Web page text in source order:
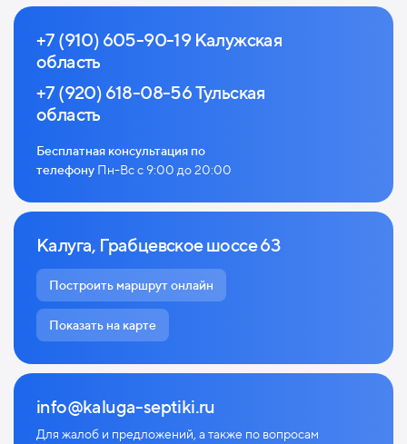
+7 (910) 605-90-19 Калужская
область
+7 (920) 618-08-56 Тульская
область
Бесплатная консультация по
телефону Пн-Вс с 9:00 до 20:00
Калуга, Грабцевское шоссе 63
Построить маршрут онлайн
Показать на карте
info@kaluga-septiki.ru
Для жалоб и предложений, а также по вопросам